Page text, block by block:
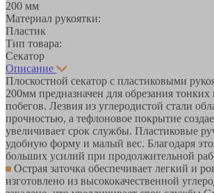
200 мм
Материал рукоятки:
Пластик
Тип товара:
Секатор
Описание
Плоскостной секатор с пластиковыми
200мм предназначен для обрезания тонких
побегов. Лезвия из углеродистой стали
прочностью, а тефлоновое покрытие
увеличивает срок службы. Пластиковые
удобную форму и малый вес. Благодаря
больших усилий при продолжительной
Острая заточка обеспечивает легкий и
изготовлено из высококачественной